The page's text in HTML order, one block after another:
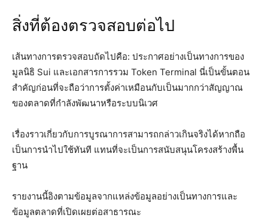
สิ่งที่ต้องตรวจสอบต่อไป
เส้นทางการตรวจสอบถัดไปคือ: ประกาศอย่างเป็นทางการของ
มูลนิธิ Sui และเอกสารการรวม Token Terminal นี่เป็นขั้นตอน
สำคัญก่อนที่จะถือว่าการตั้งค่าเหมือนกับเป็นมากกว่าสัญญาณ
ของตลาดที่กำลังพัฒนาหรือระบบนิเวศ
เรื่องราวเกี่ยวกับการบูรณาการสามารถกล่าวเกินจริงได้หากถือ
เป็นการนำไปใช้ทันที แทนที่จะเป็นการสนับสนุนโครงสร้างพื้น
ฐาน
รายงานนี้อิงตามข้อมูลจากแหล่งข้อมูลอย่างเป็นทางการและ
ข้อมูลตลาดที่เปิดเผยต่อสาธารณะ